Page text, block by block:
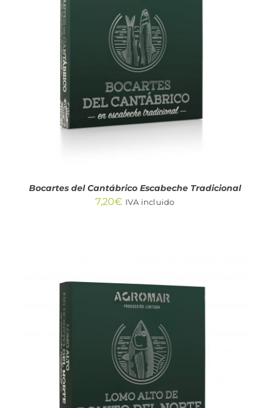
AÑADIR AL CARRITO
DETALLES
Bocartes del Cantábrico Escabeche Tradicional
7,20€ IVA incluido
AÑADIR AL CARRITO
DETALLES